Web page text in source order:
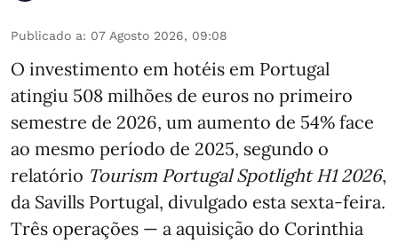
Publicado a: 07 Agosto 2026, 09:08
O investimento em hotéis em Portugal
atingiu 508 milhões de euros no primeiro
semestre de 2026, um aumento de 54% face
ao mesmo período de 2025, segundo o
relatório Tourism Portugal Spotlight H1 2026,
da Savills Portugal, divulgado esta sexta-feira.
Três operações — a aquisição do Corinthia